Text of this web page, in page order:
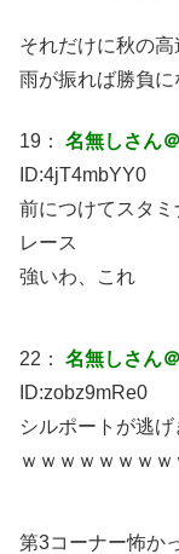
それだけに秋の
雨が振れば勝負
19： 名無しさん
ID:4jT4mbYY0
前につけてスタ
レース
強いわ、これ
22： 名無しさん
ID:zobz9mRe0
シルポートが逃
ｗｗｗｗｗｗｗｗ
第3コーナー怖か